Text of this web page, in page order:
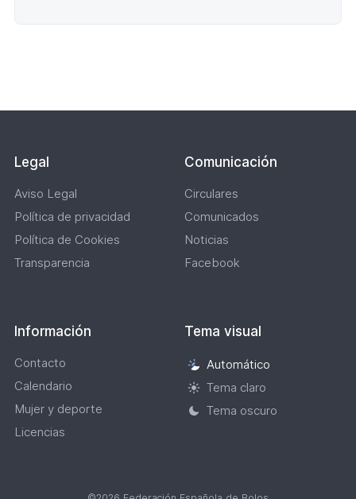
Legal
Aviso Legal
Política de privacidad
Política de Cookies
Transparencia
Comunicación
Circulares
Comunicados
Noticias
Facebook
Información
Contacto
Calendario
Mujer y deporte
Licencias
Tema visual
Selección
de
tema
Automático
Tema claro
Tema oscuro